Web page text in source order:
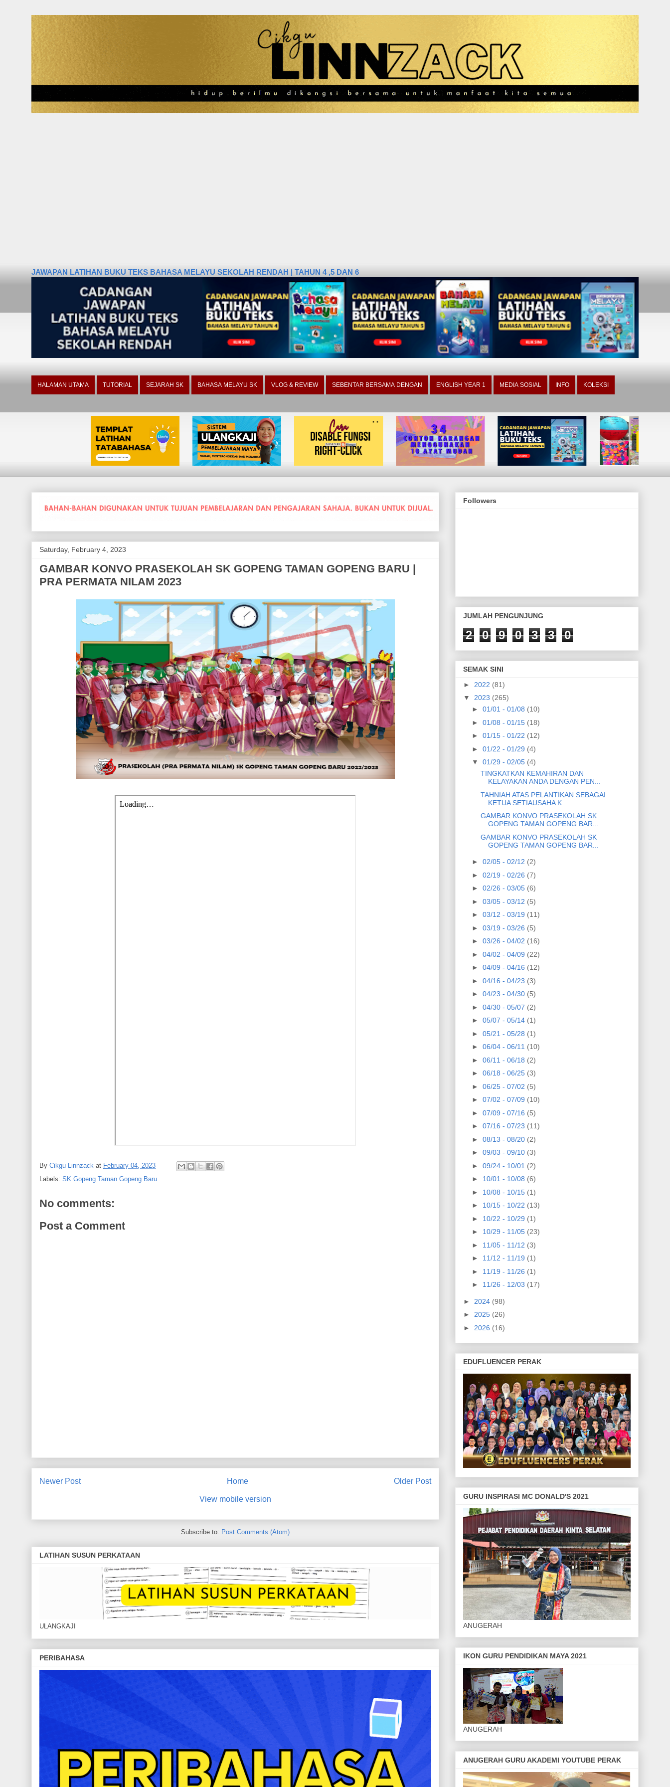
JAWAPAN LATIHAN BUKU TEKS BAHASA MELAYU SEKOLAH RENDAH | TAHUN 4 ,5 DAN 6
HALAMAN UTAMA TUTORIAL SEJARAH SK BAHASA MELAYU SK VLOG & REVIEW SEBENTAR BERSAMA DENGAN ENGLISH YEAR 1 MEDIA SOSIAL INFO KOLEKSI
Saturday, February 4, 2023
GAMBAR KONVO PRASEKOLAH SK GOPENG TAMAN GOPENG BARU |
PRA PERMATA NILAM 2023
By Cikgu Linnzack at February 04, 2023
Labels: SK Gopeng Taman Gopeng Baru
No comments:
Post a Comment
Newer Post Older Post
Home
View mobile version
Subscribe to: Post Comments (Atom)
LATIHAN SUSUN PERKATAAN
ULANGKAJI
PERIBAHASA
Followers
JUMLAH PENGUNJUNG
2 0 9 0 3 3 0
SEMAK SINI
► 2022 (81)
▼ 2023 (265)
► 01/01 - 01/08 (10)
► 01/08 - 01/15 (18)
► 01/15 - 01/22 (12)
► 01/22 - 01/29 (4)
▼ 01/29 - 02/05 (4)
TINGKATKAN KEMAHIRAN DAN
KELAYAKAN ANDA DENGAN PEN...
TAHNIAH ATAS PELANTIKAN SEBAGAI
KETUA SETIAUSAHA K...
GAMBAR KONVO PRASEKOLAH SK
GOPENG TAMAN GOPENG BAR...
GAMBAR KONVO PRASEKOLAH SK
GOPENG TAMAN GOPENG BAR...
► 02/05 - 02/12 (2)
► 02/19 - 02/26 (7)
► 02/26 - 03/05 (6)
► 03/05 - 03/12 (5)
► 03/12 - 03/19 (11)
► 03/19 - 03/26 (5)
► 03/26 - 04/02 (16)
► 04/02 - 04/09 (22)
► 04/09 - 04/16 (12)
► 04/16 - 04/23 (3)
► 04/23 - 04/30 (5)
► 04/30 - 05/07 (2)
► 05/07 - 05/14 (1)
► 05/21 - 05/28 (1)
► 06/04 - 06/11 (10)
► 06/11 - 06/18 (2)
► 06/18 - 06/25 (3)
► 06/25 - 07/02 (5)
► 07/02 - 07/09 (10)
► 07/09 - 07/16 (5)
► 07/16 - 07/23 (11)
► 08/13 - 08/20 (2)
► 09/03 - 09/10 (3)
► 09/24 - 10/01 (2)
► 10/01 - 10/08 (6)
► 10/08 - 10/15 (1)
► 10/15 - 10/22 (13)
► 10/22 - 10/29 (1)
► 10/29 - 11/05 (23)
► 11/05 - 11/12 (3)
► 11/12 - 11/19 (1)
► 11/19 - 11/26 (1)
► 11/26 - 12/03 (17)
► 2024 (98)
► 2025 (26)
► 2026 (16)
EDUFLUENCER PERAK
GURU INSPIRASI MC DONALD'S 2021
ANUGERAH
IKON GURU PENDIDIKAN MAYA 2021
ANUGERAH
ANUGERAH GURU AKADEMI YOUTUBE PERAK